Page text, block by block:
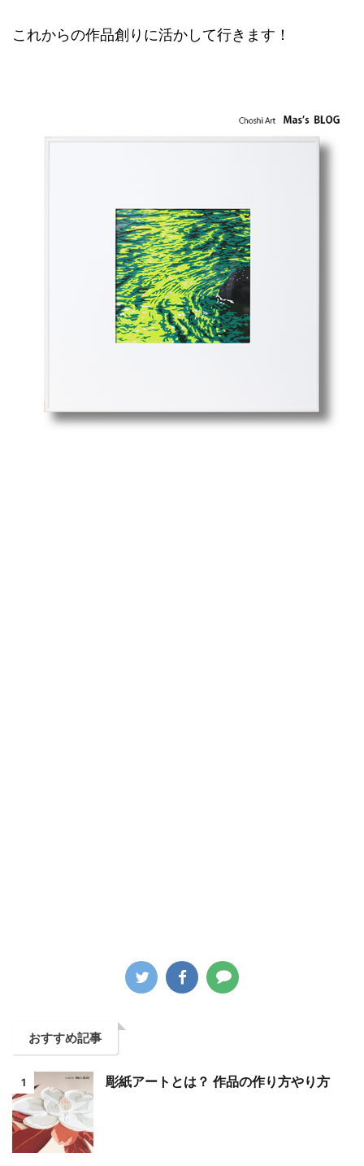
これからの作品創りに活かして行きます！
おすすめ記事
1 彫紙アートとは？ 作品の作り方やり方